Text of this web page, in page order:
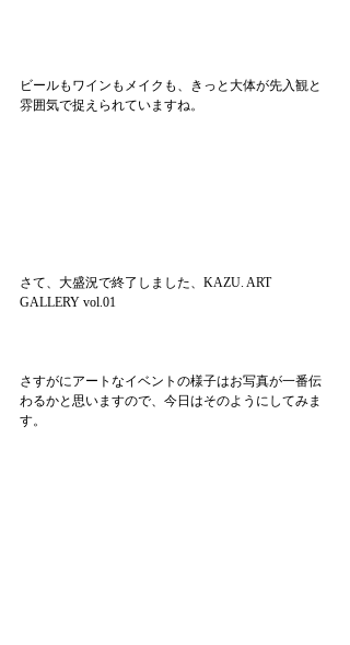
ビールもワインもメイクも、きっと大体が先入観と
雰囲気で捉えられていますね。
さて、大盛況で終了しました、KAZU. ART
GALLERY vol.01
さすがにアートなイベントの様子はお写真が一番伝
わるかと思いますので、今日はそのようにしてみま
す。